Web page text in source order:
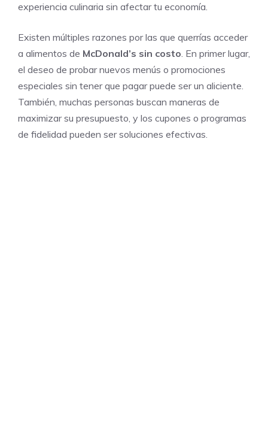
experiencia culinaria sin afectar tu economía.
Existen múltiples razones por las que querrías acceder
a alimentos de McDonald’s sin costo. En primer lugar,
el deseo de probar nuevos menús o promociones
especiales sin tener que pagar puede ser un aliciente.
También, muchas personas buscan maneras de
maximizar su presupuesto, y los cupones o programas
de fidelidad pueden ser soluciones efectivas.